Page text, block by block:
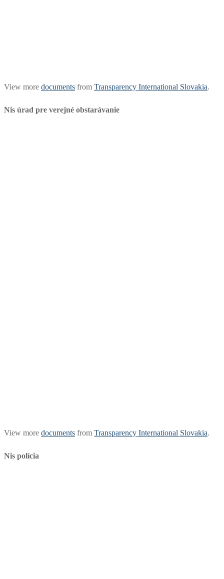
View more documents from Transparency International Slovakia.
Nis úrad pre verejné obstarávanie
View more documents from Transparency International Slovakia.
Nis polícia